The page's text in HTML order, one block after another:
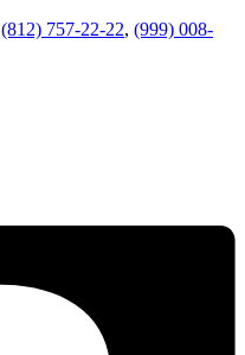
(812) 757-22-22, (999) 008-